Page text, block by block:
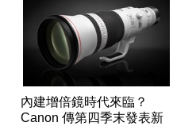
內建增倍鏡時代來臨？
Canon 傳第四季末發表新